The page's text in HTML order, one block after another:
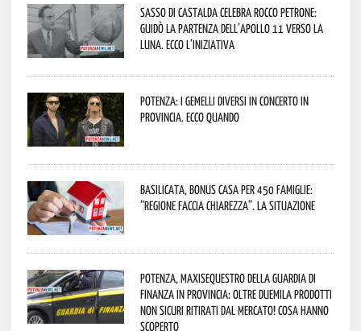
Sasso di Castalda celebra Rocco Petrone:
guidò la partenza dell’Apollo 11 verso la
Luna. Ecco l’iniziativa
Potenza: i Gemelli DiVersi in concerto in
provincia. Ecco quando
Basilicata, Bonus casa per 450 famiglie:
“Regione faccia chiarezza”. La situazione
Potenza, maxisequestro della Guardia di
Finanza in provincia: oltre duemila prodotti
non sicuri ritirati dal mercato! Cosa hanno
scoperto